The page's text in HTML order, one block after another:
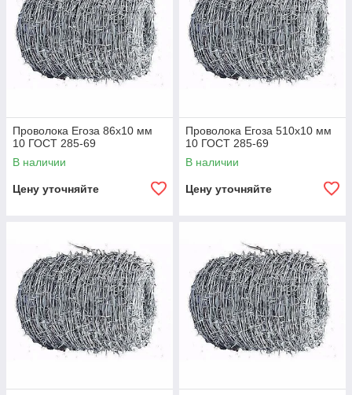
Проволока Егоза 86x10 мм
10 ГОСТ 285-69
В наличии
Цену уточняйте
Проволока Егоза 510x10 мм
10 ГОСТ 285-69
В наличии
Цену уточняйте